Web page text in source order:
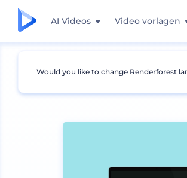
AI Videos Video vorlagen
Mockups Geräte Laptop
Would you like to change Renderforest